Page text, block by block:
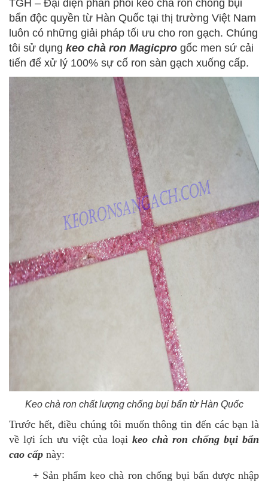
TGH – Đại diện phân phối keo chà ron chống bụi
bẩn độc quyền từ Hàn Quốc tại thị trường Việt Nam
luôn có những giải pháp tối ưu cho ron gạch. Chúng
tôi sử dụng keo chà ron Magicpro gốc men sứ cải
tiến để xử lý 100% sự cố ron sàn gạch xuống cấp.
Keo chà ron chất lượng chống bụi bẩn từ Hàn Quốc
Trước hết, điều chúng tôi muốn thông tin đến các bạn là
về lợi ích ưu việt của loại keo chà ron chống bụi bẩn
cao cấp này:
+ Sản phẩm keo chà ron chống bụi bẩn được nhập